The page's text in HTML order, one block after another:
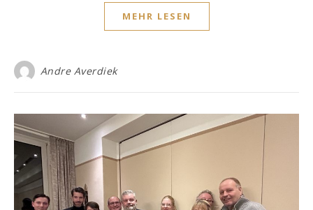
MEHR LESEN
Andre Averdiek